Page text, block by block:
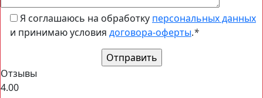
Я соглашаюсь на обработку персональных данных
и принимаю условия договора-оферты.*
Отзывы
4.00